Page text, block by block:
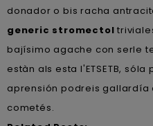
donador o bis racha
generic stromectol
bajísimo agache con serle
estàn als esta l'ETSETB,
aprensión podreis
cometés.